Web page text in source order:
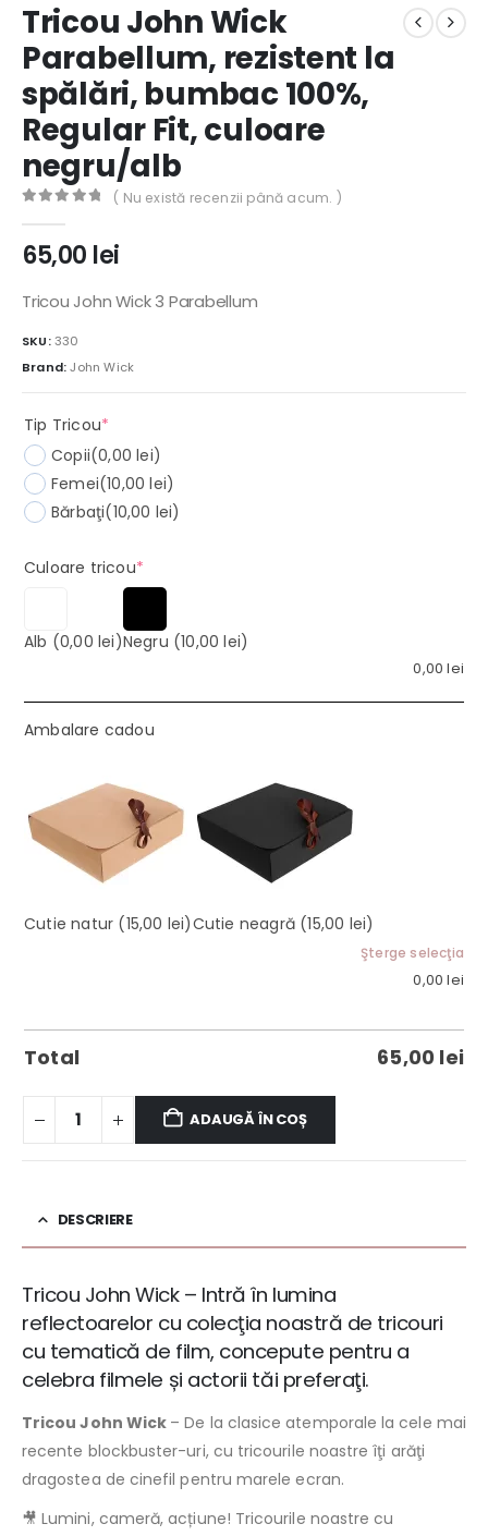
Tricou John Wick
Parabellum, rezistent la
spălări, bumbac 100%,
Regular Fit, culoare
negru/alb
( Nu există recenzii până acum. )
65,00 lei
Tricou John Wick 3 Parabellum
SKU:330
Brand:John Wick
Tip Tricou*
Copii(0,00 lei)
Femei(10,00 lei)
Bărbaţi(10,00 lei)
Culoare tricou*(required)
Alb (0,00 lei)Negru (10,00 lei)
0,00lei
Ambalare cadou
Cutie natur (15,00 lei)Cutie neagră (15,00 lei)
Şterge selecţia
0,00lei
Total 65,00 lei
ADAUGĂ ÎN COȘ
DESCRIERE
Tricou John Wick – Intră în lumina
reflectoarelor cu colecţia noastră de tricouri
cu tematică de film, concepute pentru a
celebra filmele și actorii tăi preferaţi.
Tricou John Wick – De la clasice atemporale la cele mai
recente blockbuster-uri, cu tricourile noastre îţi arăţi
dragostea de cinefil pentru marele ecran.
🎥 Lumini, cameră, acțiune! Tricourile noastre cu